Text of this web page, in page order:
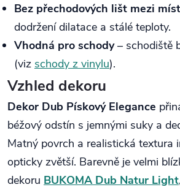
Bez přechodových lišt mezi
dodržení dilatace a stálé teploty.
Vhodná pro schody– schodiště
(viz schody z vinylu).
Vzhled dekoru
Dekor Dub Pískový Elegance
béžový odstín s jemnými suky a
Matný povrch a realistická textura
opticky zvětší. Barevně je velmi
dekoru BUKOMA Dub Natur Light